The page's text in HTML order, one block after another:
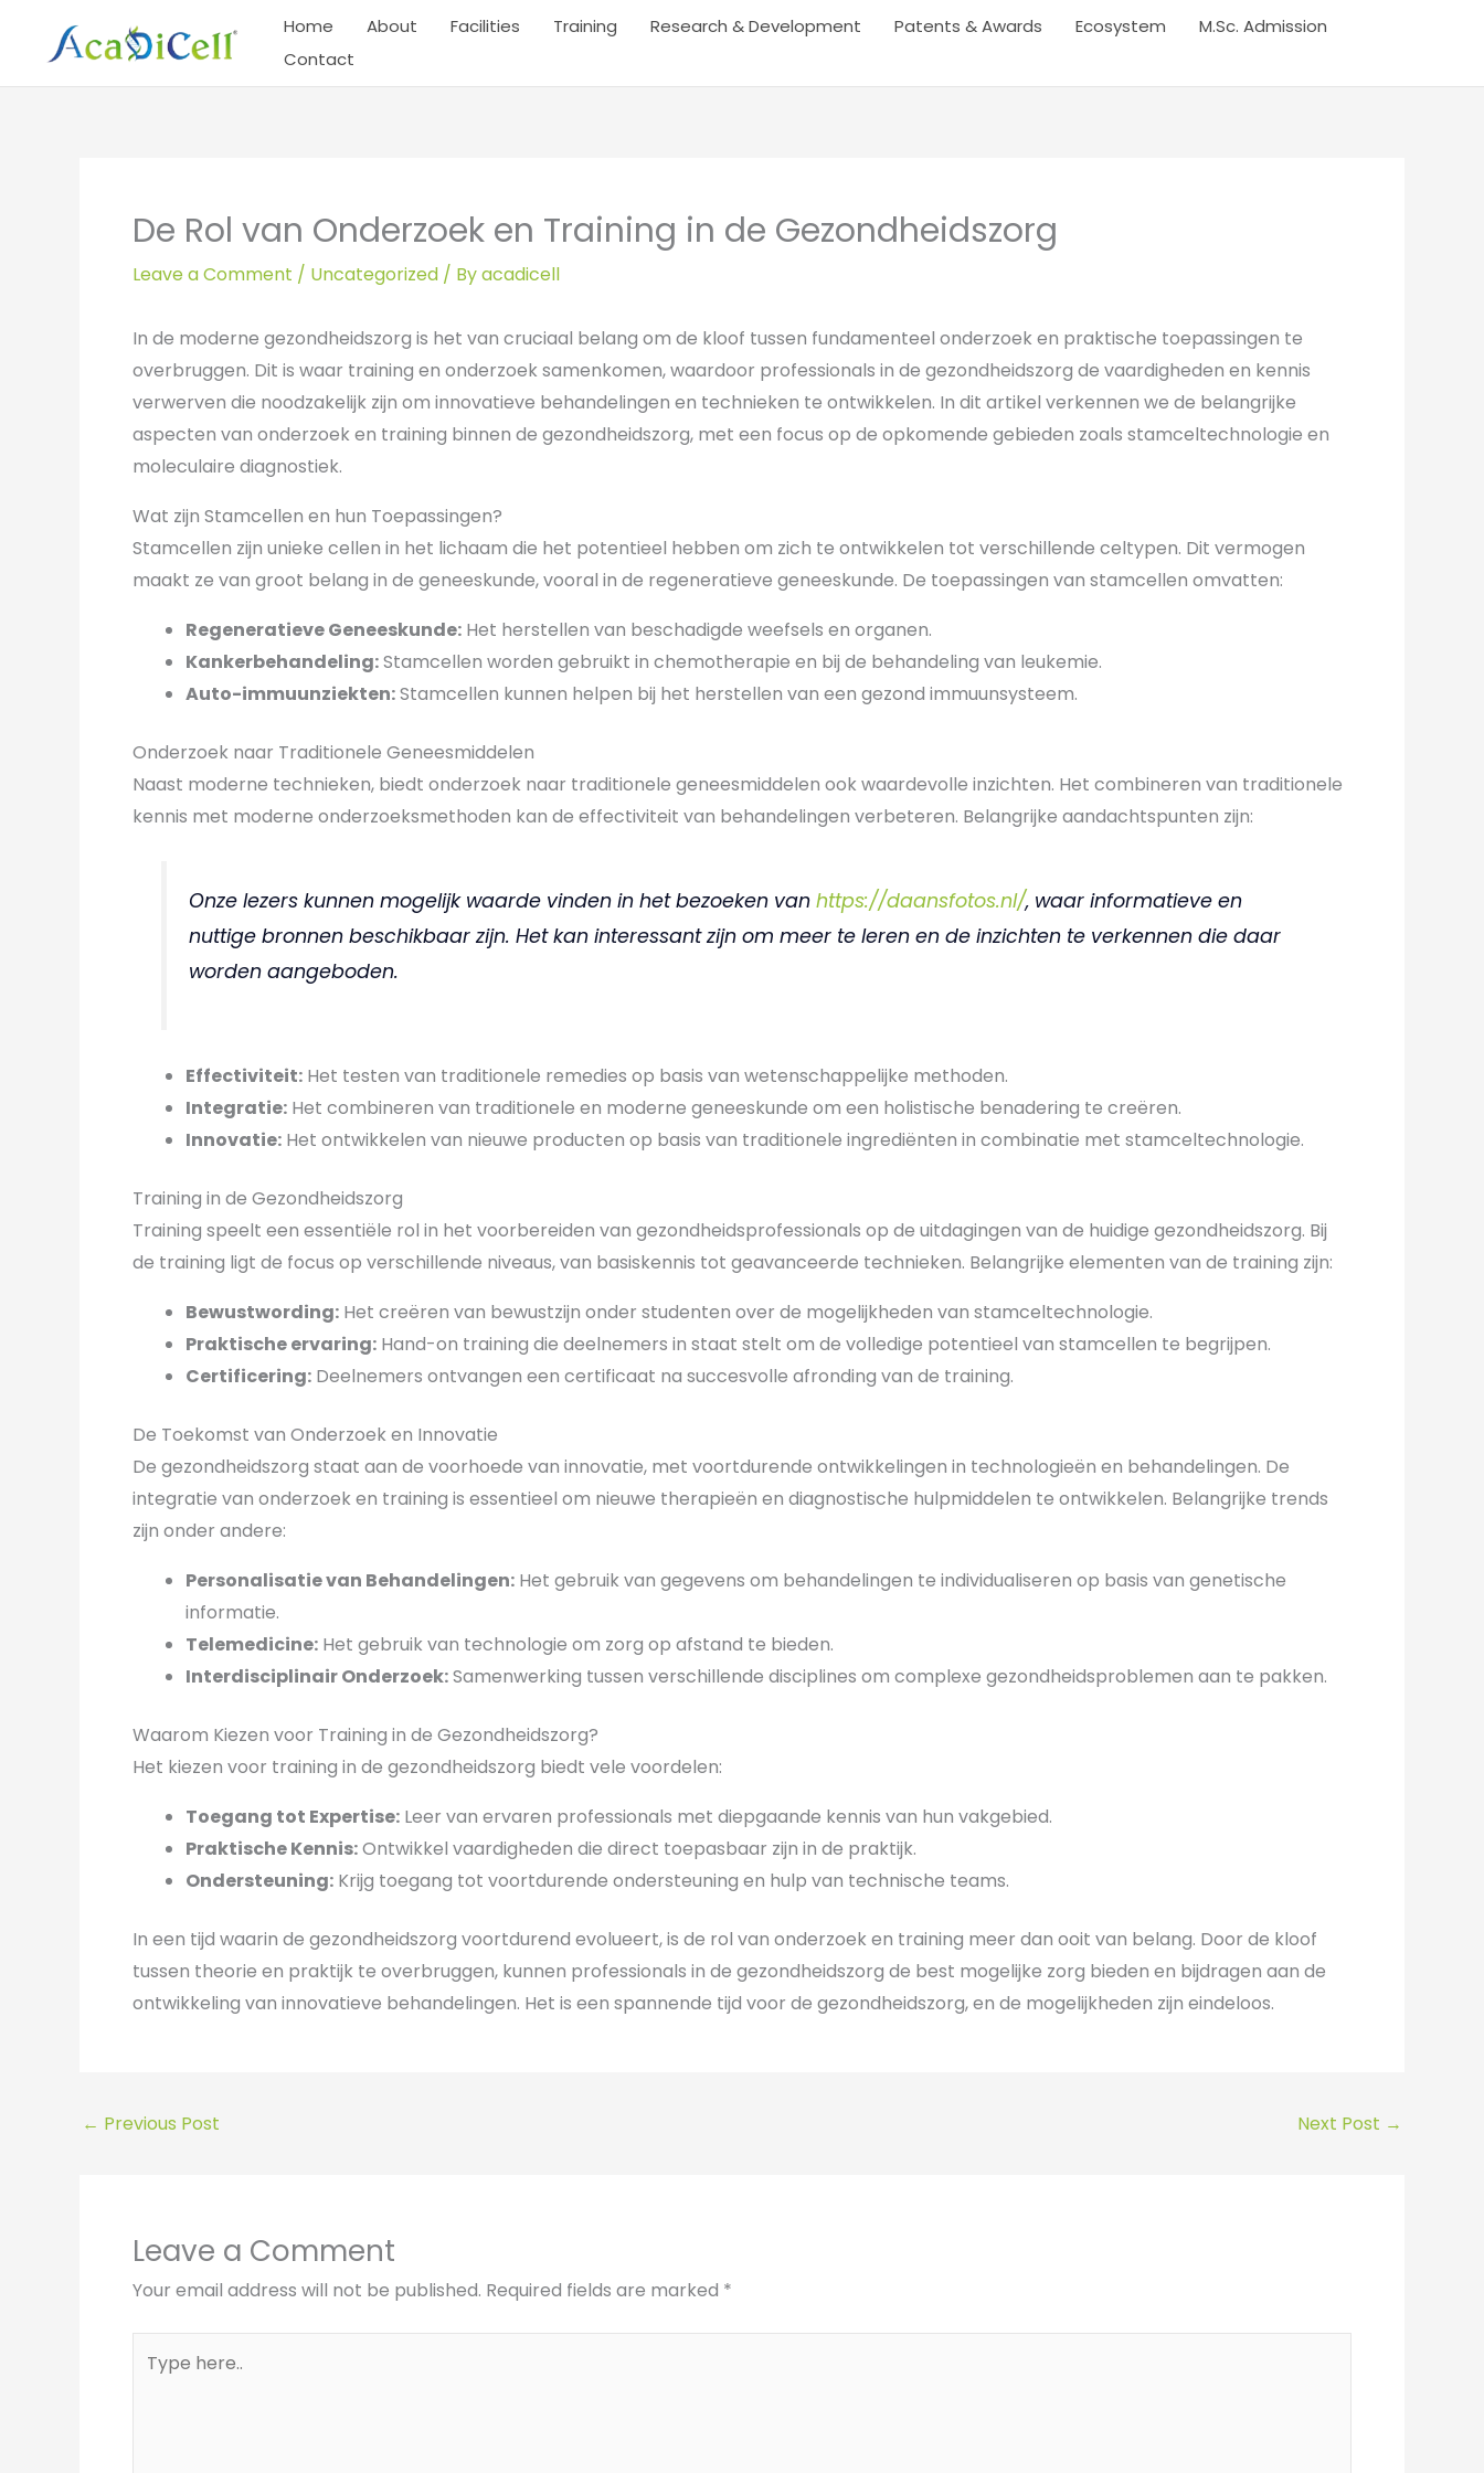
Home About Facilities Training Research & Development Patents & Awards Ecosystem
M.Sc. Admission
Contact
De Rol van Onderzoek en Training in de Gezondheidszorg
Leave a Comment / Uncategorized / Byacadicell
In de moderne gezondheidszorg is het van cruciaal belang om de kloof tussen fundamenteel onderzoek en praktische toepassingen te
overbruggen. Dit is waar training en onderzoek samenkomen, waardoor professionals in de gezondheidszorg de vaardigheden en kennis
verwerven die noodzakelijk zijn om innovatieve behandelingen en technieken te ontwikkelen. In dit artikel verkennen we de belangrijke
aspecten van onderzoek en training binnen de gezondheidszorg, met een focus op de opkomende gebieden zoals stamceltechnologie en
moleculaire diagnostiek.
Wat zijn Stamcellen en hun Toepassingen?
Stamcellen zijn unieke cellen in het lichaam die het potentieel hebben om zich te ontwikkelen tot verschillende celtypen. Dit vermogen
maakt ze van groot belang in de geneeskunde, vooral in de regeneratieve geneeskunde. De toepassingen van stamcellen omvatten:
Regeneratieve Geneeskunde: Het herstellen van beschadigde weefsels en organen.
Kankerbehandeling:Stamcellen worden gebruikt in chemotherapie en bij de behandeling van leukemie.
Auto-immuunziekten:Stamcellen kunnen helpen bij het herstellen van een gezond immuunsysteem.
Onderzoek naar Traditionele Geneesmiddelen
Naast moderne technieken, biedt onderzoek naar traditionele geneesmiddelen ook waardevolle inzichten. Het combineren van traditionele
kennis met moderne onderzoeksmethoden kan de effectiviteit van behandelingen verbeteren. Belangrijke aandachtspunten zijn:
Onze lezers kunnen mogelijk waarde vinden in het bezoeken vanhttps://daansfotos.nl/, waar informatieve en
nuttige bronnen beschikbaar zijn. Het kan interessant zijn om meer te leren en de inzichten te verkennen die daar
worden aangeboden.
Effectiviteit: Het testen van traditionele remedies op basis van wetenschappelijke methoden.
Integratie: Het combineren van traditionele en moderne geneeskunde om een holistische benadering te creëren.
Innovatie: Het ontwikkelen van nieuwe producten op basis van traditionele ingrediënten in combinatie met stamceltechnologie.
Training in de Gezondheidszorg
Training speelt een essentiële rol in het voorbereiden van gezondheidsprofessionals op de uitdagingen van de huidige gezondheidszorg. Bij
de training ligt de focus op verschillende niveaus, van basiskennis tot geavanceerde technieken. Belangrijke elementen van de training zijn:
Bewustwording: Het creëren van bewustzijn onder studenten over de mogelijkheden van stamceltechnologie.
Praktische ervaring: Hand-on training die deelnemers in staat stelt om de volledige potentieel van stamcellen te begrijpen.
Certificering: Deelnemers ontvangen een certificaat na succesvolle afronding van de training.
De Toekomst van Onderzoek en Innovatie
De gezondheidszorg staat aan de voorhoede van innovatie, met voortdurende ontwikkelingen in technologieën en behandelingen. De
integratie van onderzoek en training is essentieel om nieuwe therapieën en diagnostische hulpmiddelen te ontwikkelen. Belangrijke trends
zijn onder andere:
Personalisatie van Behandelingen: Het gebruik van gegevens om behandelingen te individualiseren op basis van genetische
informatie.
Telemedicine: Het gebruik van technologie om zorg op afstand te bieden.
Interdisciplinair Onderzoek:Samenwerking tussen verschillende disciplines om complexe gezondheidsproblemen aan te pakken.
Waarom Kiezen voor Training in de Gezondheidszorg?
Het kiezen voor training in de gezondheidszorg biedt vele voordelen:
Toegang tot Expertise: Leer van ervaren professionals met diepgaande kennis van hun vakgebied.
Praktische Kennis:Ontwikkel vaardigheden die direct toepasbaar zijn in de praktijk.
Ondersteuning: Krijg toegang tot voortdurende ondersteuning en hulp van technische teams.
In een tijd waarin de gezondheidszorg voortdurend evolueert, is de rol van onderzoek en training meer dan ooit van belang. Door de kloof
tussen theorie en praktijk te overbruggen, kunnen professionals in de gezondheidszorg de best mogelijke zorg bieden en bijdragen aan de
ontwikkeling van innovatieve behandelingen. Het is een spannende tijd voor de gezondheidszorg, en de mogelijkheden zijn eindeloos.
← Previous Post Next Post →
Leave a Comment
Your email address will not be published. Required fields are marked *
here..